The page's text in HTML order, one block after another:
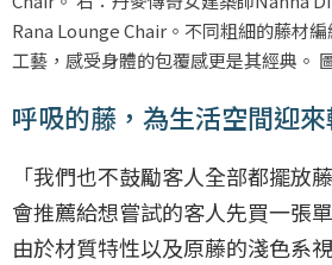
Rana Lounge Chair。不同粗細的藤材
工藝，感受身體的包覆感更是其經典。
呼吸的藤，為生活空間迎
「我們也不鼓勵客人全部都擺放
會推薦給想嘗試的客人先買一張
由於材質特性以及原藤的淺色系